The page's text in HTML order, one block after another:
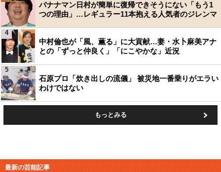
バナナマン日村が簡単に復帰できそうにない「もう1
つの理由」…レギュラー11本抱える人気者のジレンマ
中村倫也が「風、薫る」に大貢献…妻・水卜麻美アナ
との「ずっと仲良く」「にこやかな」近況
4
石原プロ「炊き出しの流儀」 被災地一番乗りがエラい
わけではない
5
もっとみる
最新の芸能記事